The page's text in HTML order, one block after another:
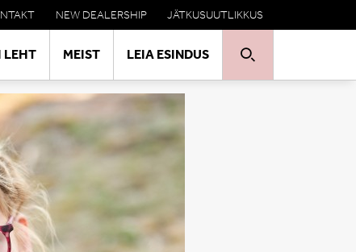
LEHT MEIST LEIA ESINDUS
NEW DEALERSHIP JÄTKUSUUTLIKKUS